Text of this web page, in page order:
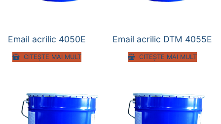
Email acrilic 4050E
CITEȘTE MAI MULT
Email acrilic DTM 4055E
CITEȘTE MAI MULT